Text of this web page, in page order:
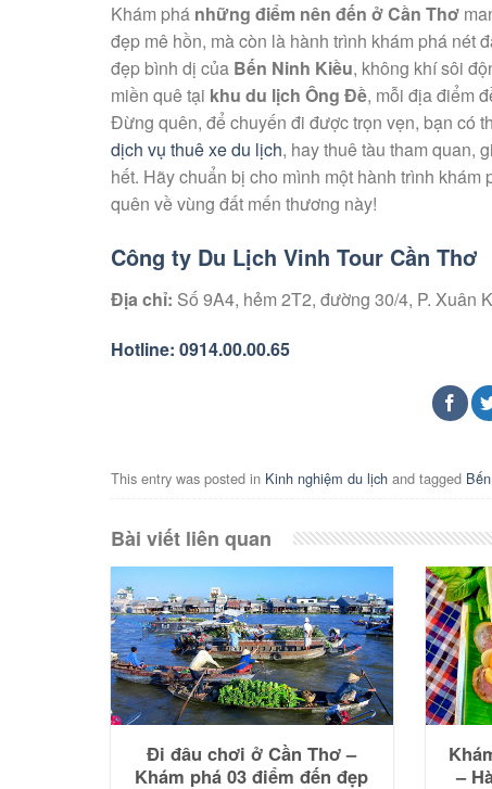
Khám phá những điểm nên đến ở Cần Thơ
đẹp mê hồn, mà còn là hành trình khám phá nét
đẹp bình dị của Bến Ninh Kiều, không khí sôi
miền quê tại khu du lịch Ông Đề, mỗi địa điểm
Đừng quên, để chuyến đi được trọn vẹn, bạn có
dịch vụ thuê xe du lịch, hay thuê tàu tham quan,
hết. Hãy chuẩn bị cho mình một hành trình
quên về vùng đất mến thương này!
Công ty Du Lịch Vinh Tour Cần Thơ
Địa chỉ: Số 9A4, hẻm 2T2, đường 30/4, P. Xuân
Hotline: 0914.00.00.65
This entry was posted in Kinh nghiệm du lịch and tagged
Bài viết liên quan
Đi đâu chơi ở Cần Thơ –
Khám phá 03 điểm đến đẹp
–